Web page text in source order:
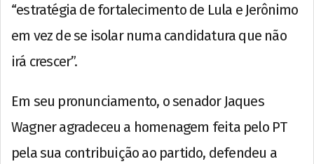
“estratégia de fortalecimento de Lula e Jerônimo
em vez de se isolar numa candidatura que não
irá crescer”.
Em seu pronunciamento, o senador Jaques
Wagner agradeceu a homenagem feita pelo PT
pela sua contribuição ao partido, defendeu a